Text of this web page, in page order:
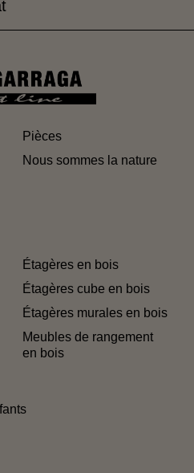
Pièces
Nous sommes la nature
Étagères en bois
Étagères cube en bois
Étagères murales en bois
Meubles de rangement
en bois